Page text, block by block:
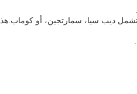
ديب سيا، سمارتجين، أو كوماب.هذه